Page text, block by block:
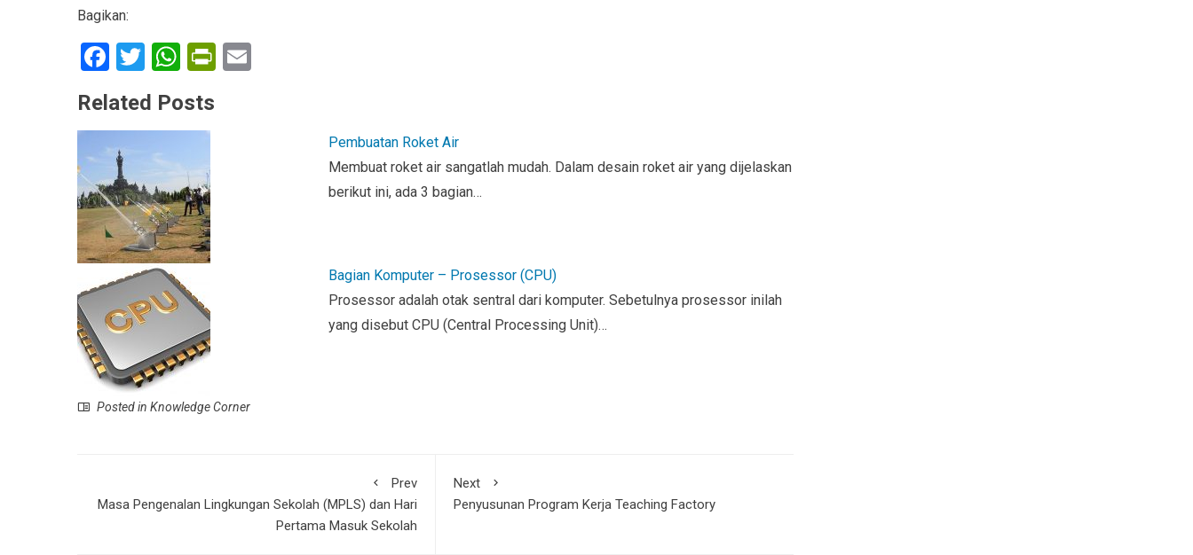
Bagikan:
F
ce
b
o
o
k
T
wi
tt
er
W
at
s
A
p
p
Pr
Related Posts
Pembuatan Roket Air
Membuat roket air sangatlah mudah. Dalam desain roket air yang dijelaskan
berikut ini, ada 3 bagian…
Bagian Komputer – Prosessor (CPU)
Prosessor adalah otak sentral dari komputer. Sebetulnya prosessor inilah
yang disebut CPU (Central Processing Unit)…
Posted in Knowledge Corner
Prev
Masa Pengenalan Lingkungan Sekolah (MPLS) dan Hari
Pertama Masuk Sekolah
Next
Penyusunan Program Kerja Teaching Factory